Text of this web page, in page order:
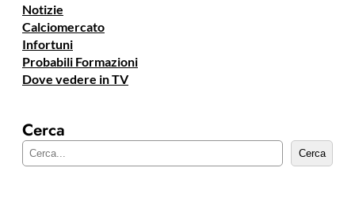
Notizie
Calciomercato
Infortuni
Probabili Formazioni
Dove vedere in TV
Cerca
e
Cerca